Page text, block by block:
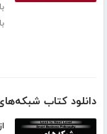
دانلود کتاب شبکه‌های